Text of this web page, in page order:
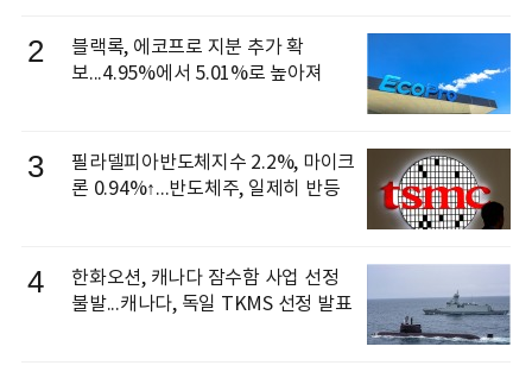
2
블랙록, 에코프로 지분 추가 확
보...4.95%에서 5.01%로 높아져
3
필라델피아반도체지수 2.2%, 마이크
론 0.94%↑...반도체주, 일제히 반등
4
한화오션, 캐나다 잠수함 사업 선정
불발...캐나다, 독일 TKMS 선정 발표